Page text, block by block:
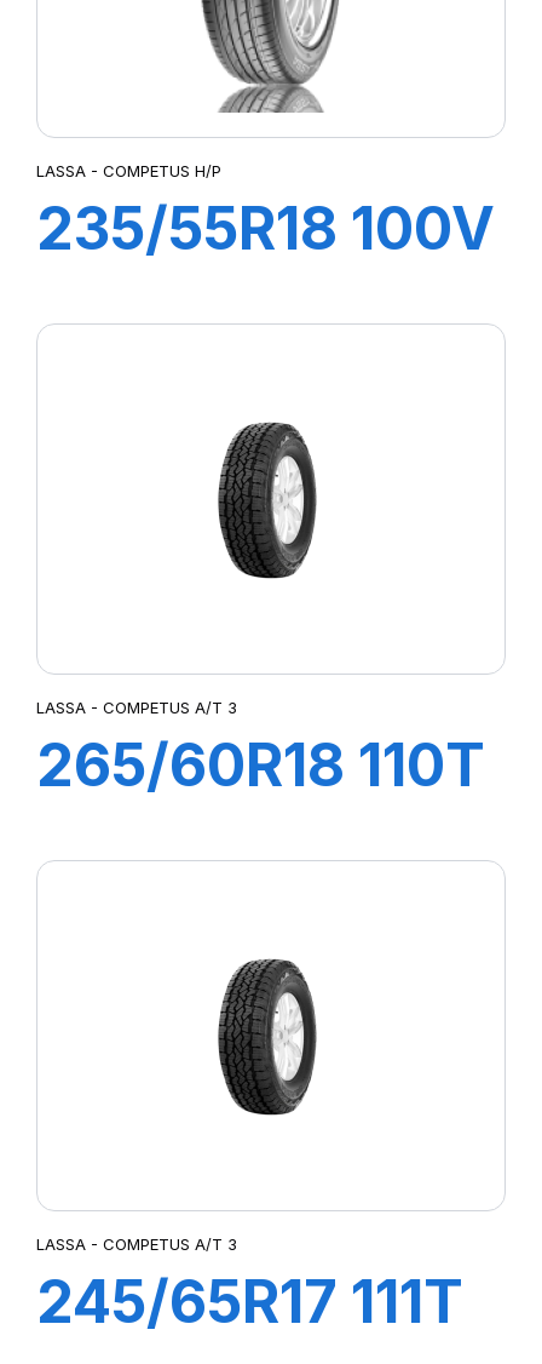
LASSA - COMPETUS H/P
235/55R18 100V
LASSA - COMPETUS A/T 3
265/60R18 110T
LASSA - COMPETUS A/T 3
245/65R17 111T